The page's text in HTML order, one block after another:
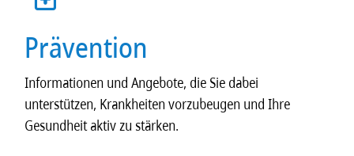
Prävention
Informationen und Angebote, die Sie dabei
unterstützen, Krankheiten vorzubeugen und Ihre
Gesundheit aktiv zu stärken.